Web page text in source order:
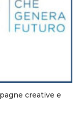
creative e